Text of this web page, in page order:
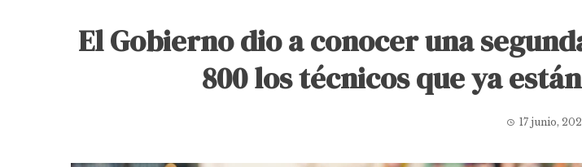
El Gobierno dio a conocer una
800 los técnicos que ya
17 junio,